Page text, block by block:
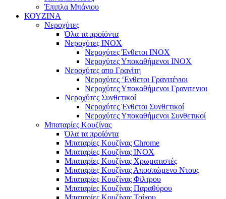
Έπιπλα Μπάνιου
ΚΟΥΖΙΝΑ
Νεροχύτες
Όλα τα προϊόντα
Νεροχύτες ΙΝΟΧ
Νεροχύτες Ένθετοι INOX
Νεροχύτες Υποκαθήμενοι INOX
Νεροχύτες απο Γρανίτη
Νεροχύτες ‘Ενθετοι Γρανιτένιοι
Νεροχύτες Υποκαθήμενοι Γρανιτενιοι
Νεροχύτες Συνθετικοί
Νεροχύτες Ένθετοι Συνθετικοί
Νεροχύτες Υποκαθήμενοι Συνθετικοί
Μπαταρίες Κουζίνας
Όλα τα προϊόντα
Μπαταρίες Κουζίνας Chrome
Μπαταρίες Κουζίνας INOX
Μπαταρίες Κουζίνας Χρωματιστές
Μπαταρίες Κουζίνας Αποσπώμενο Ντους
Μπαταρίες Κουζίνας Φίλτρου
Μπαταρίες Κουζίνας Παραθύρου
Μπαταρίες Κουζίνας Τοίχου